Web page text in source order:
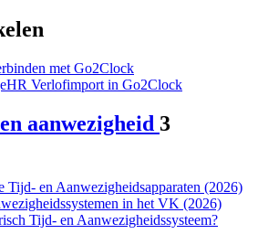
met Go2Clock
Verlofimport in Go2Clock
aanwezigheid 3
Tijd- en Aanwezigheidsapparaten (2026)
in het VK (2026)
Tijd- en Aanwezigheidssysteem?